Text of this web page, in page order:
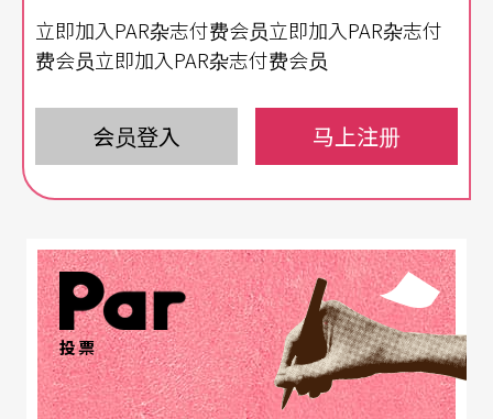
不断致力於戏曲现代化的国光剧团，今年策划「小
剧场．大梦想」系列演出，由资深剧场编导王友辉
团，共同从京剧文化汲取养分，开展传统艺术的当
代思维和视野，打造传统戏曲与现代剧场交流的双
三缺一剧团的《大宅门．月光光》由两个小品组
成，前者采独角戏形式，诉说一个重男轻女的家庭
故事，后者则是一个仿若台湾「林投姐」翻版的马
来西亚灵异传说。王友辉表示，《大宅门》运用京
立即加入PAR杂志付费会员立即加入PAR杂志付
费会员立即加入PAR杂志付费会员
会员登入 马上注册
投票